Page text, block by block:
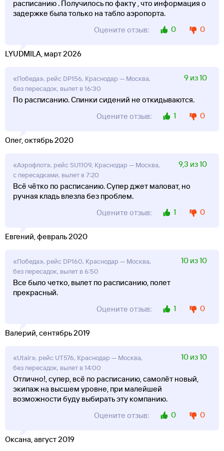
расписанию . Получилось по факту , что информация о
задержке была только на табло аэропорта.
Оцените отзыв:
0 0
LYUDMILA, март 2026
«Победа», рейс DP156, Краснодар — Москва,
без пересадок, вылет в 16:30
9 из 10
По расписанию. Спинки сидений не откидываются.
Оцените отзыв:
1 0
Олег, октябрь 2020
«Аэрофлот», рейс SU1109, Краснодар — Москва,
с пересадками, вылет в 7:20
9,3 из 10
Всё чётко по расписанию. Супер джет маловат, но
ручная кладь влезла без проблем.
Оцените отзыв:
1 0
Евгений, февраль 2020
«Победа», рейс DP160, Краснодар — Москва,
без пересадок, вылет в 6:50
10 из 10
Все было четко, вылет по расписанию, полет
прекрасный.
Оцените отзыв:
1 0
Валерий, сентябрь 2019
«Utair», рейс UT576, Краснодар — Москва,
без пересадок, вылет в 14:00
10 из 10
Отлично!, супер, всё по расписанию, самолёт новый,
экипаж на высшем уровне, при малейшей
возможности буду выбирать эту компанию.
Оцените отзыв:
0 0
Оксана, август 2019